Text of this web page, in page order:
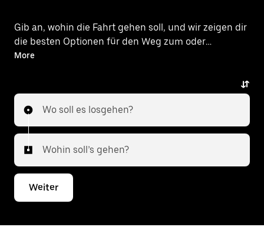
Gib an, wohin die Fahrt gehen soll, und wir zeigen dir
die besten Optionen für den Weg zum oder
vom Flughafen.
More
Wo soll es losgehen?
Wohin soll’s gehen?
Weiter